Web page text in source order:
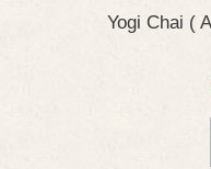
Yogi Chai (